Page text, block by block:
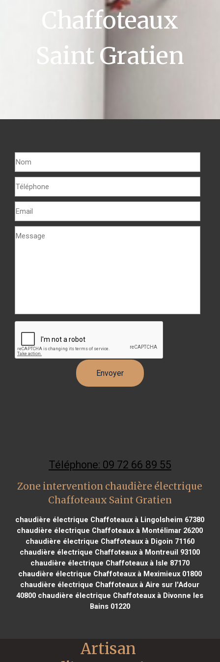
Chaffoteaux
Saint Gratien
Téléphone: 09 72 66 89 55
Zone intervention chaudière électrique
Chaffoteaux Saint Gratien
chaudière électrique Chaffoteaux à Lingolsheim 67380
chaudière électrique Chaffoteaux à Montélimar 26200
chaudière électrique Chaffoteaux à Digoin 71160
chaudière électrique Chaffoteaux à Montreuil 93100
chaudière électrique Chaffoteaux à Isle 87170
chaudière électrique Chaffoteaux à Meximieux 01800
chaudière électrique Chaffoteaux à Aire sur l'Adour
40800 chaudière électrique Chaffoteaux à Divonne les
Bains 01220
Artisan